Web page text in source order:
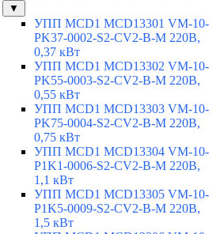
▼
УПП MCD1 MCD13301 VM-10-
PK37-0002-S2-CV2-B-M 220В,
0,37 кВт
УПП MCD1 MCD13302 VM-10-
PK55-0003-S2-CV2-B-M 220В,
0,55 кВт
УПП MCD1 MCD13303 VM-10-
PK75-0004-S2-CV2-B-M 220В,
0,75 кВт
УПП MCD1 MCD13304 VM-10-
P1K1-0006-S2-CV2-B-M 220В,
1,1 кВт
УПП MCD1 MCD13305 VM-10-
P1K5-0009-S2-CV2-B-M 220В,
1,5 кВт